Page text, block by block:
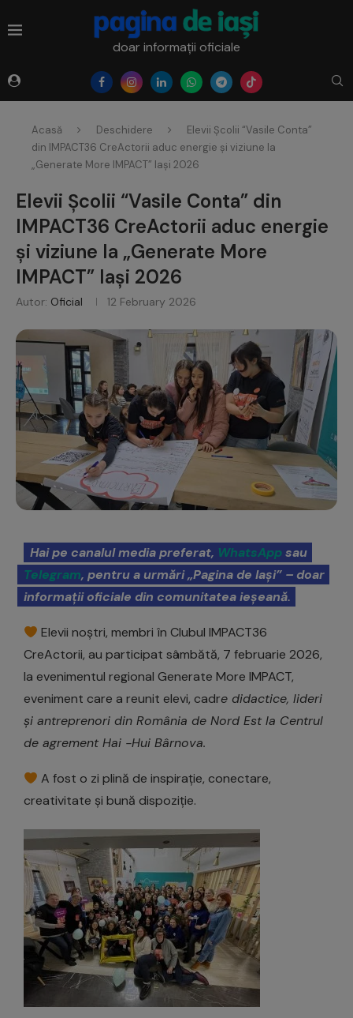
doar informații oficiale
Acasă Deschidere
Elevii Școlii “Vasile Conta”
din IMPACT36 CreActorii aduc energie și viziune la
„Generate More IMPACT” Iași 2026
Elevii Școlii “Vasile Conta” din
IMPACT36 CreActorii aduc energie
și viziune la „Generate More
IMPACT” Iași 2026
Autor: Oficial 12 February 2026
Hai pe canalul media preferat, WhatsAppsau
Telegram, pentru a urmări „Pagina de Iași” – doar
informații oficiale din comunitatea ieșeană.
Elevii noștri, membri în Clubul IMPACT36
CreActorii, au participat sâmbătă, 7 februarie 2026,
la evenimentul regional Generate More IMPACT,
eveniment care a reunit elevi, cadre didactice, lideri
și antreprenori din România de Nord Est la Centrul
de agrement Hai -Hui Bârnova.
A fost o zi plină de inspirație, conectare,
creativitate și bună dispoziție.